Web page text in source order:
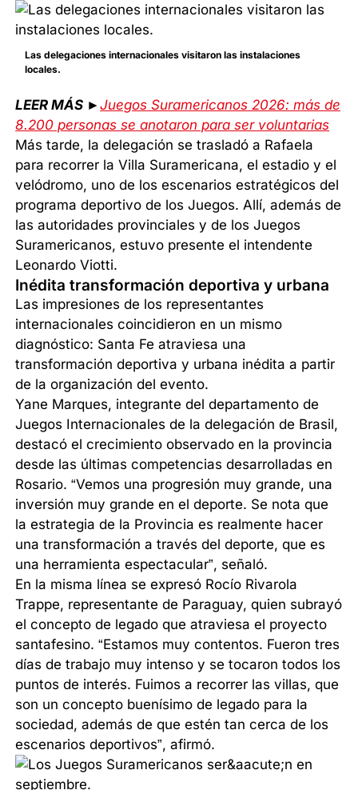
Las delegaciones internacionales visitaron las instalaciones
locales.
LEER MÁS ►Juegos Suramericanos 2026: más de
8.200 personas se anotaron para ser voluntarias
Más tarde, la delegación se trasladó a Rafaela
para recorrer la Villa Suramericana, el estadio y el
velódromo, uno de los escenarios estratégicos del
programa deportivo de los Juegos. Allí, además de
las autoridades provinciales y de los Juegos
Suramericanos, estuvo presente el intendente
Leonardo Viotti.
Inédita transformación deportiva y urbana
Las impresiones de los representantes
internacionales coincidieron en un mismo
diagnóstico: Santa Fe atraviesa una
transformación deportiva y urbana inédita a partir
de la organización del evento.
Yane Marques, integrante del departamento de
Juegos Internacionales de la delegación de Brasil,
destacó el crecimiento observado en la provincia
desde las últimas competencias desarrolladas en
Rosario. “Vemos una progresión muy grande, una
inversión muy grande en el deporte. Se nota que
la estrategia de la Provincia es realmente hacer
una transformación a través del deporte, que es
una herramienta espectacular”, señaló.
En la misma línea se expresó Rocío Rivarola
Trappe, representante de Paraguay, quien subrayó
el concepto de legado que atraviesa el proyecto
santafesino. “Estamos muy contentos. Fueron tres
días de trabajo muy intenso y se tocaron todos los
puntos de interés. Fuimos a recorrer las villas, que
son un concepto buenísimo de legado para la
sociedad, además de que estén tan cerca de los
escenarios deportivos”, afirmó.